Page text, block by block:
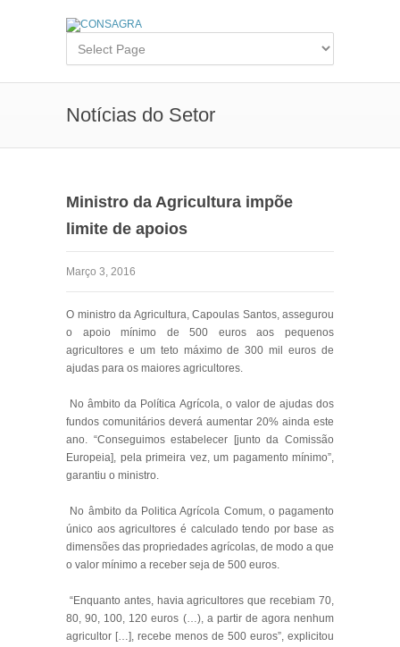
Notícias do Setor
Ministro da Agricultura impõe
limite de apoios
Março 3, 2016
O ministro da Agricultura, Capoulas Santos, assegurou
o apoio mínimo de 500 euros aos pequenos
agricultores e um teto máximo de 300 mil euros de
ajudas para os maiores agricultores.
No âmbito da Política Agrícola, o valor de ajudas dos
fundos comunitários deverá aumentar 20% ainda este
ano. “Conseguimos estabelecer [junto da Comissão
Europeia], pela primeira vez, um pagamento mínimo”,
garantiu o ministro.
No âmbito da Politica Agrícola Comum, o pagamento
único aos agricultores é calculado tendo por base as
dimensões das propriedades agrícolas, de modo a que
o valor mínimo a receber seja de 500 euros.
“Enquanto antes, havia agricultores que recebiam 70,
80, 90, 100, 120 euros (…), a partir de agora nenhum
agricultor […], recebe menos de 500 euros”, explicitou